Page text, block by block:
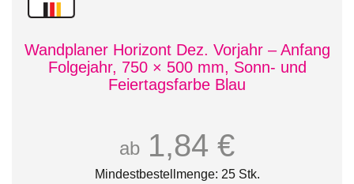
Wandplaner Horizont Dez. Vorjahr – Anfang
Folgejahr, 750 × 500 mm, Sonn- und
Feiertagsfarbe Blau
ab 1,84 €
Mindestbestellmenge: 25 Stk.